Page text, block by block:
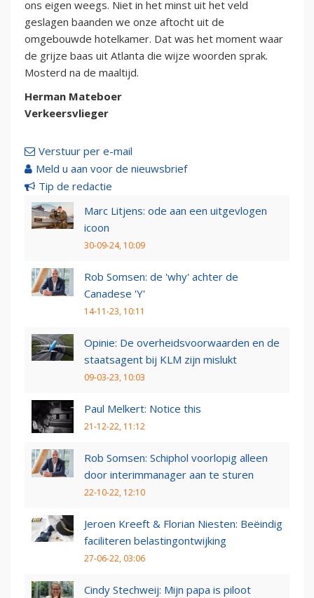
ons eigen weegs. Niet in het minst uit het veld
geslagen baanden we onze aftocht uit de
omgebouwde hotelkamer. Dat was het moment waar
de grijze baas uit Atlanta die wijze woorden sprak.
Mosterd na de maaltijd.
Herman Mateboer
Verkeersvlieger
Verstuur per e-mail
Meld u aan voor de nieuwsbrief
Tip de redactie
Marc Litjens: ode aan een uitgevlogen
icoon
30-09-24, 10:09
Rob Somsen: de 'why' achter de
Canadese 'Y'
14-11-23, 10:11
Opinie: De overheidsvoorwaarden en de
staatsagent bij KLM zijn mislukt
09-03-23, 10:03
Paul Melkert: Notice this
21-12-22, 11:12
Rob Somsen: Schiphol voorlopig alleen
door interimmanager aan te sturen
22-10-22, 12:10
Jeroen Kreeft & Florian Niesten: Beëindig
faciliteren belastingontwijking
27-06-22, 03:06
Cindy Stechweij: Mijn papa is piloot